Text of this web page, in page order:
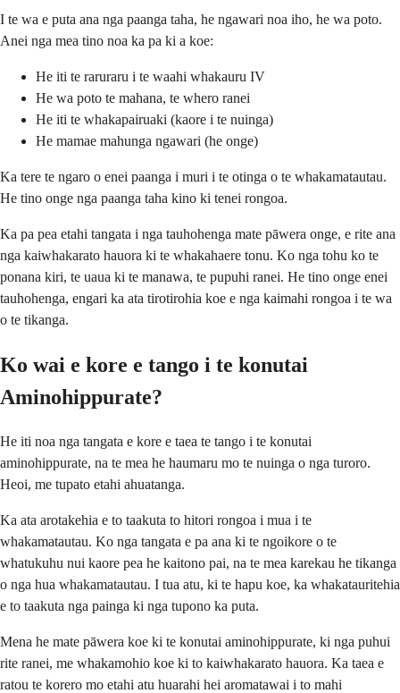
I te wa e puta ana nga paanga taha, he ngawari noa iho, he wa poto.
Anei nga mea tino noa ka pa ki a koe:
He iti te raruraru i te waahi whakauru IV
He wa poto te mahana, te whero ranei
He iti te whakapairuaki (kaore i te nuinga)
He mamae mahunga ngawari (he onge)
Ka tere te ngaro o enei paanga i muri i te otinga o te whakamatautau.
He tino onge nga paanga taha kino ki tenei rongoa.
Ka pa pea etahi tangata i nga tauhohenga mate pāwera onge, e rite ana
nga kaiwhakarato hauora ki te whakahaere tonu. Ko nga tohu ko te
ponana kiri, te uaua ki te manawa, te pupuhi ranei. He tino onge enei
tauhohenga, engari ka ata tirotirohia koe e nga kaimahi rongoa i te wa
o te tikanga.
Ko wai e kore e tango i te konutai
Aminohippurate?
He iti noa nga tangata e kore e taea te tango i te konutai
aminohippurate, na te mea he haumaru mo te nuinga o nga turoro.
Heoi, me tupato etahi ahuatanga.
Ka ata arotakehia e to taakuta to hitori rongoa i mua i te
whakamatautau. Ko nga tangata e pa ana ki te ngoikore o te
whatukuhu nui kaore pea he kaitono pai, na te mea karekau he tikanga
o nga hua whakamatautau. I tua atu, ki te hapu koe, ka whakatauritehia
e to taakuta nga painga ki nga tupono ka puta.
Mena he mate pāwera koe ki te konutai aminohippurate, ki nga puhui
rite ranei, me whakamohio koe ki to kaiwhakarato hauora. Ka taea e
ratou te korero mo etahi atu huarahi hei aromatawai i to mahi